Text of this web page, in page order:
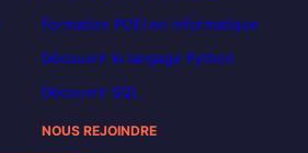
Formation POEI en informatique
Découvrir le langage Python
Découvrir SQL
NOUS REJOINDRE